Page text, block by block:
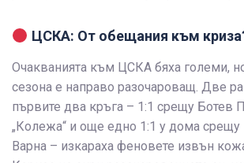
ЦСКА: От обещания към
Очакванията към ЦСКА бяха големи,
сезона е направо разочароващ. Две
първите два кръга – 1:1 срещу Ботев
„Колежа“ и още едно 1:1 у дома срещу
Варна – изкараха феновете извън